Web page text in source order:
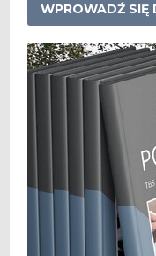
WPROWADŹ SIĘ